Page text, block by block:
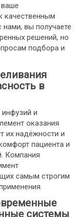
качественным
вы получаете
решений, но
подбора и
в
и
оказания
их надёжности и
пациента и
Компания
самым строгим
системы